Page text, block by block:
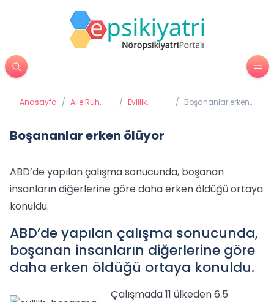
Anasayfa / Aile Ruh
/ Evlilik
/ Boşananlar erken
Boşananlar erken ölüyor
ABD’de yapılan çalışma sonucunda, boşanan
insanların diğerlerine göre daha erken öldüğü ortaya
konuldu.
ABD’de yapılan çalışma sonucunda,
boşanan insanların diğerlerine göre
daha erken öldüğü ortaya konuldu.
Çalışmada 11 ülkeden 6.5